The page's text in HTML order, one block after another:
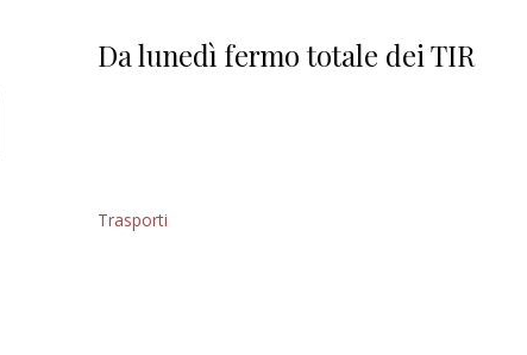
Da lunedì fermo totale dei TIR
Trasporti